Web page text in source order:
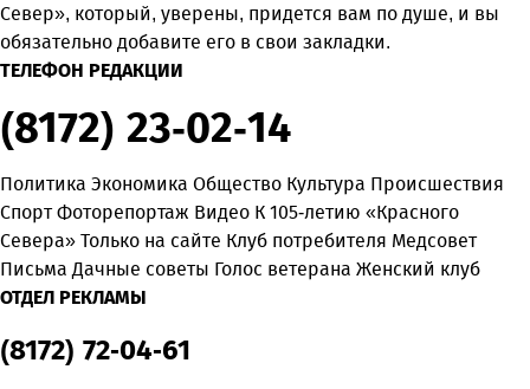
Север», который, уверены, придется вам по душе, и вы
обязательно добавите его в свои закладки.
ТЕЛЕФОН РЕДАКЦИИ
(8172) 23-02-14
Политика Экономика Общество Культура Происшествия
Спорт Фоторепортаж Видео К 105-летию «Красного
Севера» Только на сайте Клуб потребителя Медсовет
Письма Дачные советы Голос ветерана Женский клуб
ОТДЕЛ РЕКЛАМЫ
(8172) 72-04-61